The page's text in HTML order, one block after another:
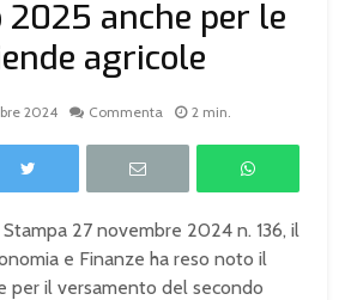
2025 anche per le
agricole
2024 Commenta 2 min.
27 novembre 2024 n. 136, il
e Finanze ha reso noto il
per il versamento del secondo